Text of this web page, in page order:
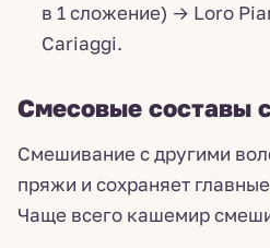
в 1 сложение) → Loro
Cariaggi.
Смесовые составы
Смешивание с другими
пряжи и сохраняет
Чаще всего кашемир